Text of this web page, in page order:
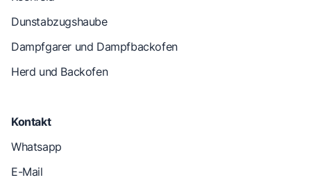
Dunstabzugshaube
Dampfgarer und Dampfbackofen
Herd und Backofen
Kontakt
Whatsapp
E-Mail